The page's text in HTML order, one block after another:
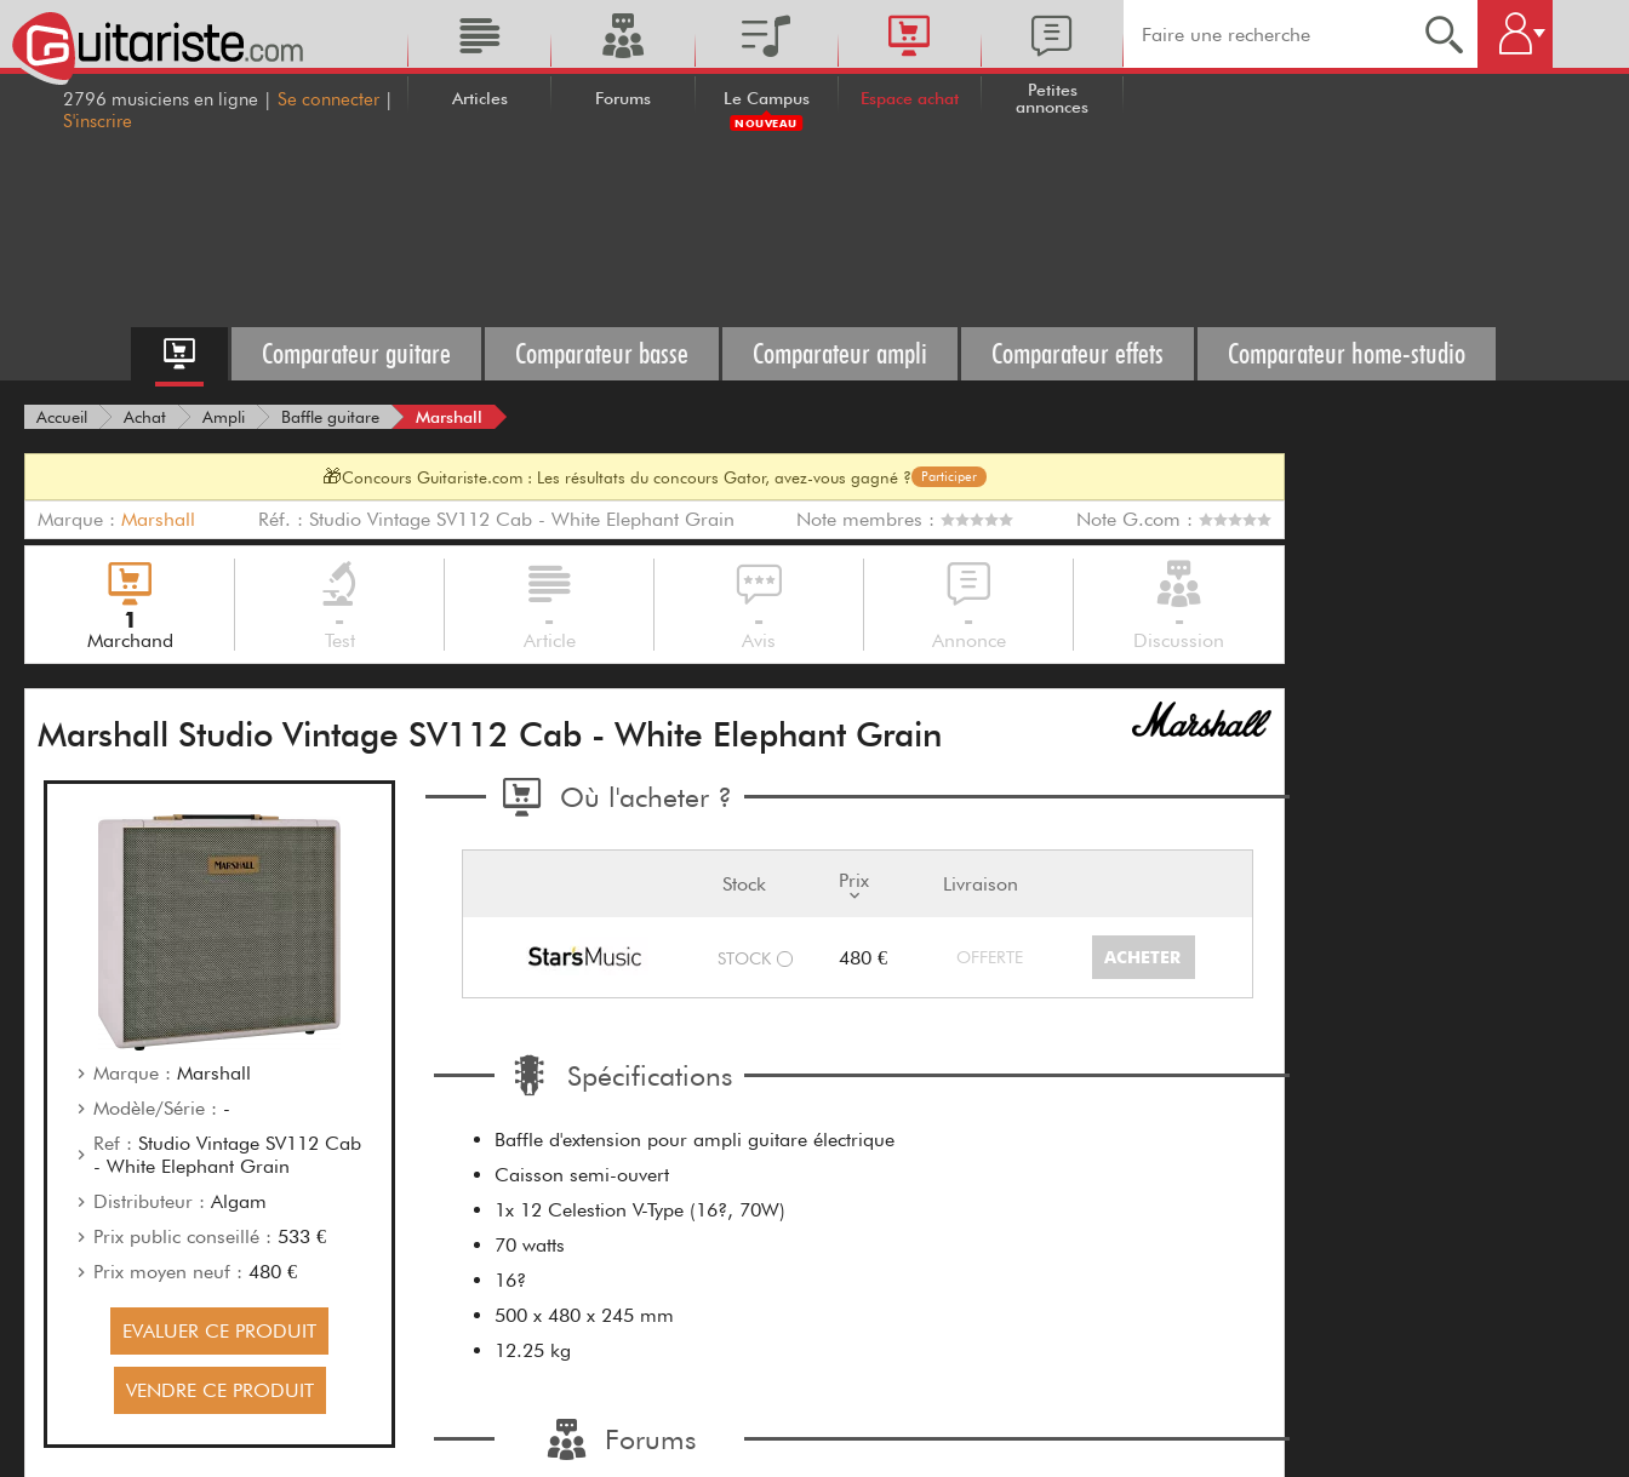
2796 musiciens en ligne | Se connecter |
S'inscrire
Articles Forums Le Campus
NOUVEAU
Espace achat
Petites
annonces
Comparateur guitare Comparateur basse Comparateur ampli Comparateur effets Comparateur home-studio
Accueil Achat Ampli Baffle guitare Marshall
🎁Concours Guitariste.com : Les résultats du concours Gator, avez-vous gagné ? Participer
Marque : Marshall Réf. : Studio Vintage SV112 Cab - White Elephant Grain Note membres : Note G.com :
1
Marchand
-
Test
-
Article
-
Avis
-
Annonce
-
Discussion
Marshall Studio Vintage SV112 Cab - White Elephant Grain
Marque : Marshall
Modèle/Série : -
Ref : Studio Vintage SV112 Cab
- White Elephant Grain
Distributeur : Algam
Prix public conseillé : 533 €
Prix moyen neuf : 480 €
EVALUER CE PRODUIT
VENDRE CE PRODUIT
Où l'acheter ?
Stock Prix Livraison
STOCK 480 € OFFERTE ACHETER
Spécifications
Baffle d'extension pour ampli guitare électrique
Caisson semi-ouvert
1x 12 Celestion V-Type (16?, 70W)
70 watts
16?
500 x 480 x 245 mm
12.25 kg
Forums